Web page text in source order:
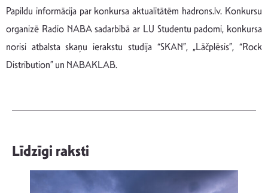
Papildu informācija par konkursa aktualitātēm hadrons.lv. Konkursu
organizē Radio NABA sadarbībā ar LU Studentu padomi, konkursa
norisi atbalsta skaņu ierakstu studija “SKAN”, „Lāčplēsis”, “Rock
Distribution” un NABAKLAB.
Līdzīgi raksti